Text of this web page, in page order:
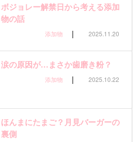
ボジョレー解禁日から考える添加
物の話
添加物 | 2025.11.20
涙の原因が…まさか歯磨き粉？
添加物 | 2025.10.22
ほんまにたまご？月見バーガーの
裏側